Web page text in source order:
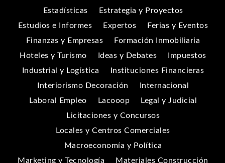
Estadísticas
Estrategia y Proyectos
Estudios e Informes
Expertos
Ferias y Eventos
Finanzas y Empresas
Formación Inmobiliaria
Hoteles y Turismo
Ideas y Debates
Impuestos
Industrial y Logística
Instituciones Financieras
Interiorismo Decoración
Internacional
Laboral Empleo
Lacooop
Legal y Judicial
Licitaciones y Concursos
Locales y Centros Comerciales
Macroeconomía y Política
Marketing y Tecnología
Materiales Construcción